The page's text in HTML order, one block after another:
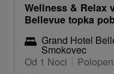
Wellness & Relax
Bellevue topka
Grand Hotel
Smokovec
Od 1 Noci